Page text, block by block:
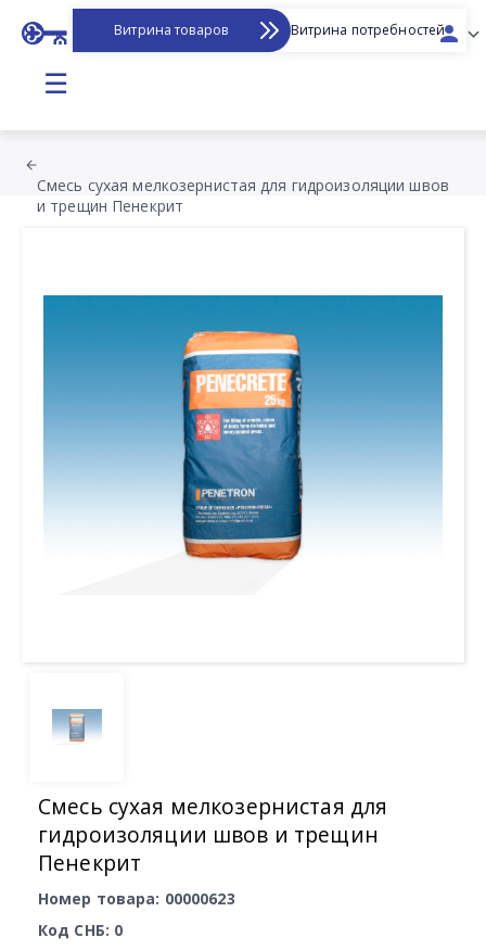
Витрина товаров Витрина потребностей
☰
Смесь сухая мелкозернистая для гидроизоляции швов
и трещин Пенекрит
Смесь сухая мелкозернистая для
гидроизоляции швов и трещин
Пенекрит
Номер товара: 00000623
Код СНБ: 0